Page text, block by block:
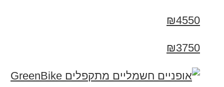
₪4550
₪3750